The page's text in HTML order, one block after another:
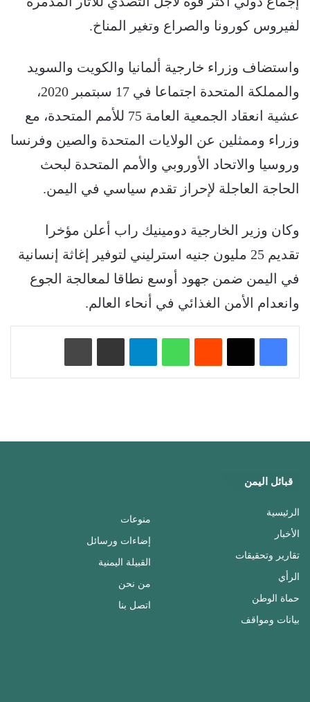
لفيروس كورونا والصراع وتغير المناخ.
واستضاف وزراء خارجية ألمانيا والكويت والسويد
والمملكة المتحدة اجتماعا في 17 سبتمبر 2020،
عشية انعقاد الجمعية العامة 75 للأمم المتحدة، مع
وزراء وممثلين عن الولايات المتحدة والصين وفرنسا
وروسيا والاتحاد الأوروبي والأمم المتحدة لبحث
الحاجة العاجلة لإحراز تقدم سياسي في اليمن.
وكان وزير الخارجية دومينيك راب أعلن مؤخرا
تقديم 25 مليون جنيه استرليني لتوفير إغاثة إنسانية
في اليمن ضمن جهود أوسع نطاقا لمعالجة الجوع
وانعدام الأمن الغذائي في أنحاء العالم.
واتساب تيلقرام
قبائل اليمن
الرئيسية
الأخبار
تقارير وتحقيقات
الرأي
حماة الوطن
بيانات ومواقف
منوعات
إضاءات ورسائل
القبيلة اليمنية
من نحن
اتصل بنا